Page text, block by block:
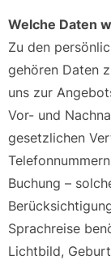
Welche Daten
Zu den
gehören Daten
uns zur
Vor- und
gesetzlichen
Buchung –
Sprachreise
Lichtbild,